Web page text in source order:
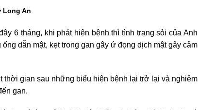
Long An
6 tháng, khi phát hiện bệnh thì tình trạng sỏi của Anh
dẫn mật, kẹt trong gan gây ứ đọng dịch mật gây cảm
thời gian sau những biểu hiện bệnh lại trở lại và nghiêm
gan.